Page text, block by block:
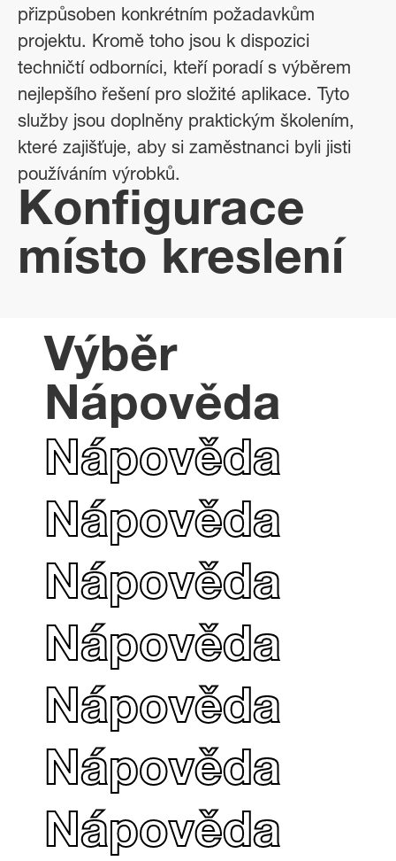
přizpůsoben konkrétním požadavkům
projektu. Kromě toho jsou k dispozici
techničtí odborníci, kteří poradí s výběrem
nejlepšího řešení pro složité aplikace. Tyto
služby jsou doplněny praktickým školením,
které zajišťuje, aby si zaměstnanci byli jisti
používáním výrobků.
Konfigurace
místo kreslení
Výběr
Nápověda
Nápověda
Nápověda
Nápověda
Nápověda
Nápověda
Nápověda
Nápověda